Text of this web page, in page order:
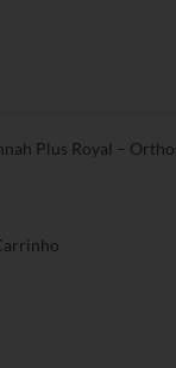
Plus Royal –